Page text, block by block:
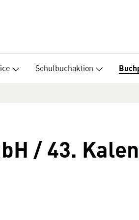
Schulbuchaktion
/ 43.